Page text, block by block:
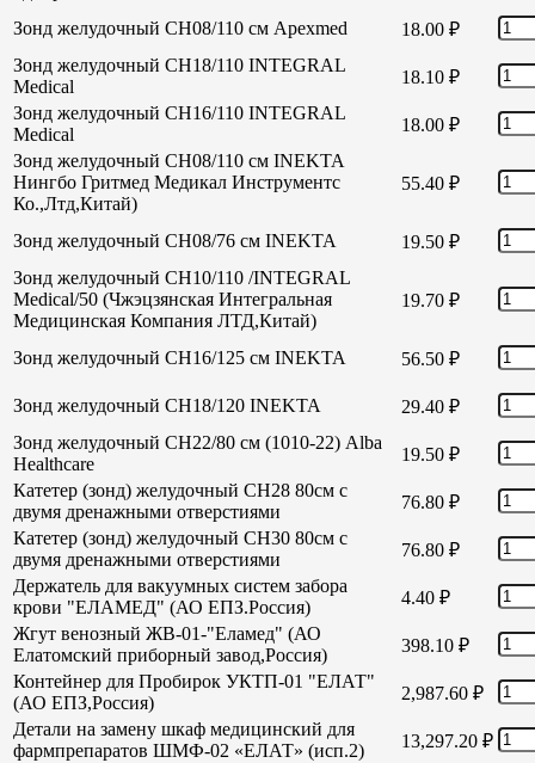
Зонд желудочный СН08/110 см Apexmed 18.00 ₽
Зонд желудочный СН18/110 INTEGRAL
Medical
18.10 ₽
Зонд желудочный СН16/110 INTEGRAL
Medical
18.00 ₽
Зонд желудочный СН08/110 см INEKTA
Нингбо Гритмед Медикал Инструментс
Ко.,Лтд,Китай)
55.40 ₽
Зонд желудочный СН08/76 см INEKTA 19.50 ₽
Зонд желудочный СН10/110 /INTEGRAL
Medical/50 (Чжэцзянская Интегральная
Медицинская Компания ЛТД,Китай)
19.70 ₽
Зонд желудочный СН16/125 см INEKTA 56.50 ₽
Зонд желудочный СН18/120 INEKTA 29.40 ₽
Зонд желудочный СН22/80 см (1010-22) Alba
Healthcare
19.50 ₽
Катетер (зонд) желудочный СН28 80см с
двумя дренажными отверстиями
76.80 ₽
Катетер (зонд) желудочный СН30 80см с
двумя дренажными отверстиями
76.80 ₽
Держатель для вакуумных систем забора
крови "ЕЛАМЕД" (АО ЕПЗ.Россия)
4.40 ₽
Жгут венозный ЖВ-01-"Еламед" (АО
Елатомский приборный завод,Россия)
398.10 ₽
Контейнер для Пробирок УКТП-01 "ЕЛАТ"
(АО ЕПЗ,Россия)
2,987.60 ₽
Детали на замену шкаф медицинский для
фармпрепаратов ШМФ-02 «ЕЛАТ» (исп.2)
13,297.20 ₽